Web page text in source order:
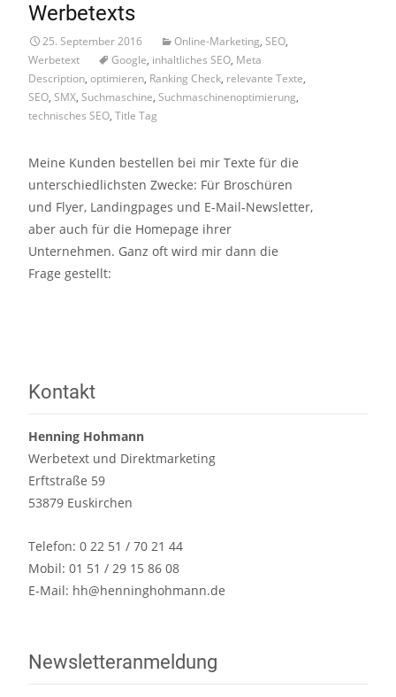
Werbetexts
25. September 2016 Online-Marketing, SEO,
Werbetext
Google, inhaltliches SEO, Meta
Description, optimieren, Ranking Check, relevante Texte,
SEO, SMX, Suchmaschine, Suchmaschinenoptimierung,
technisches SEO, Title Tag
Meine Kunden bestellen bei mir Texte für die
unterschiedlichsten Zwecke: Für Broschüren
und Flyer, Landingpages und E-Mail-Newsletter,
aber auch für die Homepage ihrer
Unternehmen. Ganz oft wird mir dann die
Frage gestellt:
Kontakt
Henning Hohmann
Werbetext und Direktmarketing
Erftstraße 59
53879 Euskirchen
Telefon: 0 22 51 / 70 21 44
Mobil: 01 51 / 29 15 86 08
E-Mail: hh@henninghohmann.de
Newsletteranmeldung